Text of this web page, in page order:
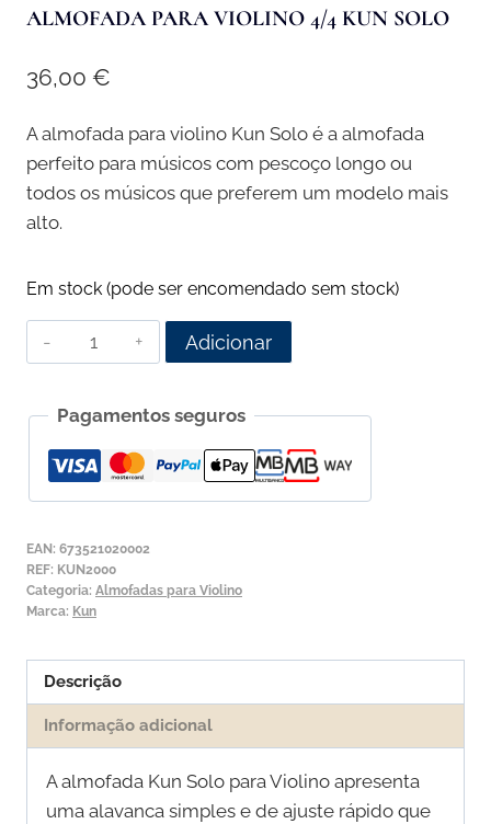
ALMOFADA PARA VIOLINO 4/4 KUN SOLO
36,00 €
A almofada para violino Kun Solo é a almofada
perfeito para músicos com pescoço longo ou
todos os músicos que preferem um modelo mais
alto.
Em stock (pode ser encomendado sem stock)
Quantidade
de
para
Violino
4/4
Solo
Adicionar
Pagamentos seguros
EAN: 673521020002
REF: KUN2000
Categoria: Almofadas para Violino
Marca: Kun
Descrição
Informação adicional
A almofada Kun Solo para Violino apresenta
uma alavanca simples e de ajuste rápido que